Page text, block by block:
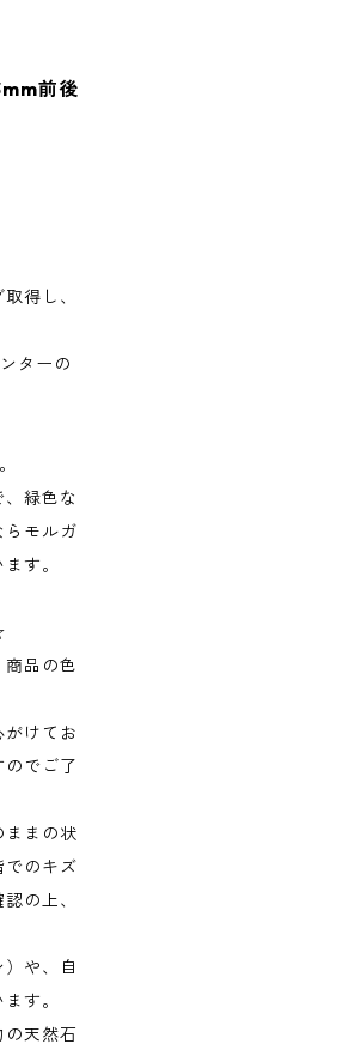
前後
得し、
ターの
緑色な
らモルガ
す。
商品の色
がけてお
のでご了
ままの状
でのキズ
の上、
や、自
す。
の天然石